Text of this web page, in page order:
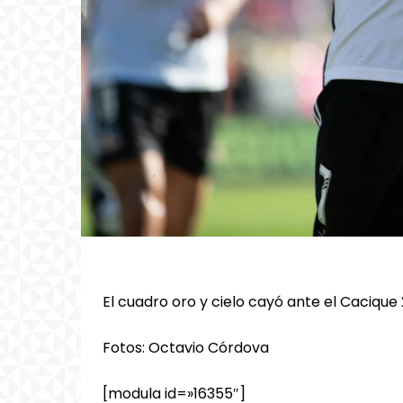
El cuadro oro y cielo cayó ante el Cacique
Fotos: Octavio Córdova
[modula id=»16355″]